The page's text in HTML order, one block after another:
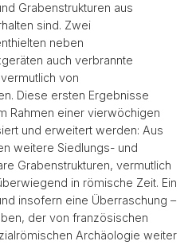
Grabenstrukturen aus
sind. Zwei
neben
auch verbrannte
von
Diese ersten Ergebnisse
Rahmen einer vierwöchigen
und erweitert werden: Aus
weitere Siedlungs- und
Grabenstrukturen, vermutlich
in römische Zeit. Ein
insofern eine Überraschung –
der von französischen
Archäologie weiter